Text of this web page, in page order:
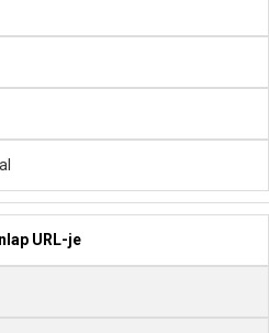
URL-je